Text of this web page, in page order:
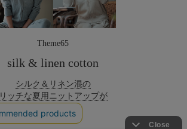
Theme65
silk & linen cotton
シルク＆リネン混の
リッチな夏用ニットアップが